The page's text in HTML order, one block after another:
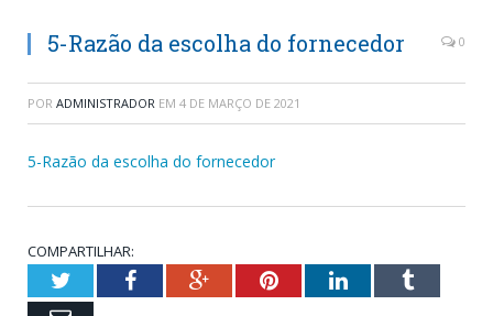
5-Razão da escolha do fornecedor 0
POR ADMINISTRADOR EM 4 DE MARÇO DE 2021
5-Razão da escolha do fornecedor
COMPARTILHAR:
TwitterFacebookGoogle+PinterestLinkedInTumblr